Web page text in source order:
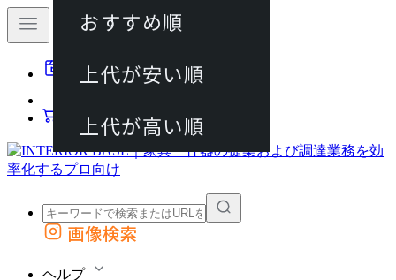
動画マニュアル
カート
外部サイトの商品をカートに追加
画像検索
ヘルプ
おすすめ順
上代が安い順
上代が高い順